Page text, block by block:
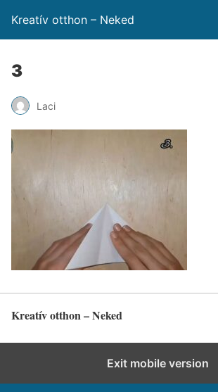
Kreatív otthon – Neked
3
Laci
Kreatív otthon – Neked
Exit mobile version